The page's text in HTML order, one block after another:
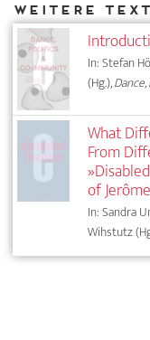
In: Stefan
(Hg.),
What
From
of
In: Sandra
Wihstutz